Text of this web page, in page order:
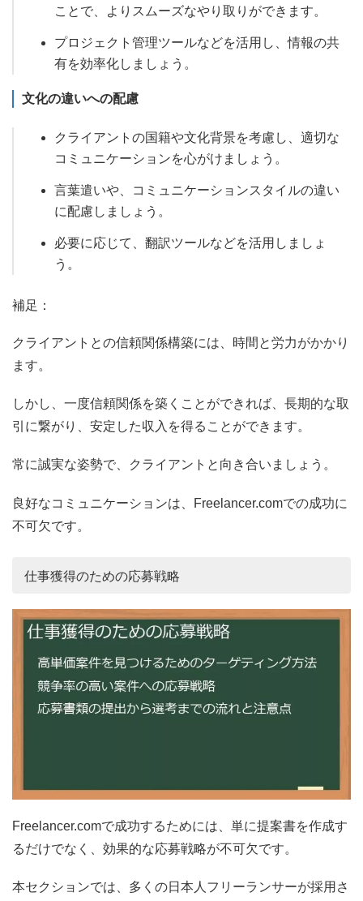
ことで、よりスムーズなやり取りができます。
プロジェクト管理ツールなどを活用し、情報の共
有を効率化しましょう。
文化の違いへの配慮
クライアントの国籍や文化背景を考慮し、適切な
コミュニケーションを心がけましょう。
言葉遣いや、コミュニケーションスタイルの違い
に配慮しましょう。
必要に応じて、翻訳ツールなどを活用しましょ
う。
補足：
クライアントとの信頼関係構築には、時間と労力がかかり
ます。
しかし、一度信頼関係を築くことができれば、長期的な取
引に繋がり、安定した収入を得ることができます。
常に誠実な姿勢で、クライアントと向き合いましょう。
良好なコミュニケーションは、Freelancer.comでの成功に
不可欠です。
仕事獲得のための応募戦略
Freelancer.comで成功するためには、単に提案書を作成す
るだけでなく、効果的な応募戦略が不可欠です。
本セクションでは、多くの日本人フリーランサーが採用さ